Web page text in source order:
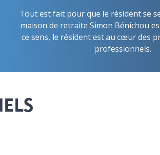
Tout est fait pour que le résident se
maison de retraite Simon Bénichou
ce sens, le résident est au cœur des
professionnels.